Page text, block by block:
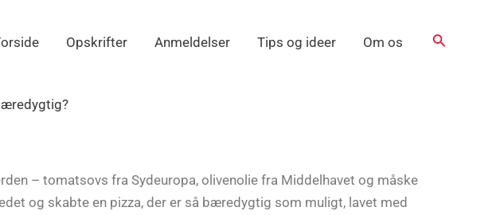
Opskrifter Anmeldelser Tips og ideer Om os Søg
– tomatsovs fra Sydeuropa, olivenolie fra Middelhavet og måske
og skabte en pizza, der er så bæredygtig som muligt, lavet med